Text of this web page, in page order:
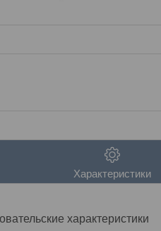
Характеристики
характеристики